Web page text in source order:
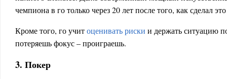
чемпиона в го только через 20 лет после того, как сделал
Кроме того, го учитоценивать риски и держать ситуацию
потеряешь фокус – проиграешь.
3. Покер